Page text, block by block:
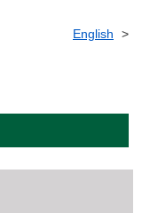
English